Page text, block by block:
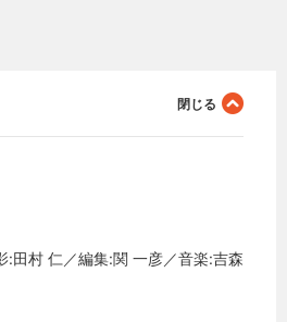
:田村 仁／編集:関 一彦／音楽:吉森